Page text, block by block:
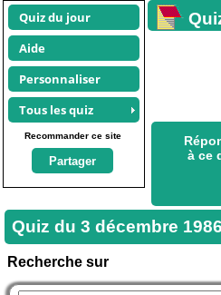
Quiz du jour
Aide
Personnaliser
Tous les quiz
Recommander ce site
Partager
à ce
Quiz du 3 décembre 1986
Recherche sur